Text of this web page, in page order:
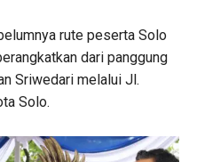
rute peserta Solo
dari panggung
Sriwedari melalui Jl.
Solo.